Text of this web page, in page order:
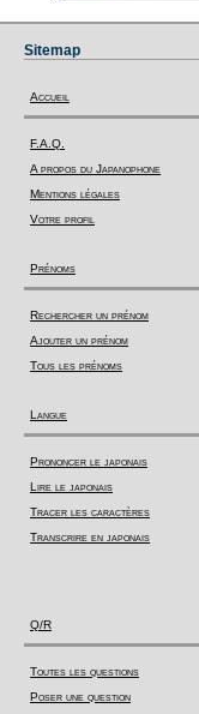
Sitemap
Accueil
F.A.Q.
A propos du Japanophone
Mentions légales
Votre profil
Prénoms
Rechercher un prénom
Ajouter un prénom
Tous les prénoms
Langue
Prononcer le japonais
Lire le japonais
Tracer les caractères
Transcrire en japonais
Q/R
Toutes les questions
Poser une question